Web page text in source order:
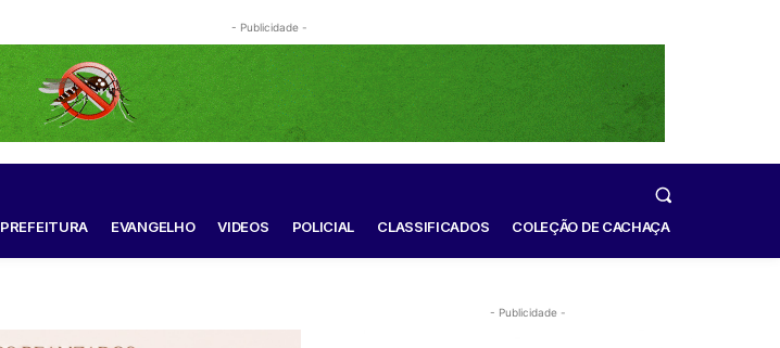
- Publicidade -
PREFEITURA EVANGELHO VIDEOS POLICIAL CLASSIFICADOS COLEÇÃO DE CACHAÇA
- Publicidade -